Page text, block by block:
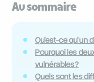
Au sommaire
Qu’est-ce qu’un
Pourquoi les
vulnérables ?
Quels sont les